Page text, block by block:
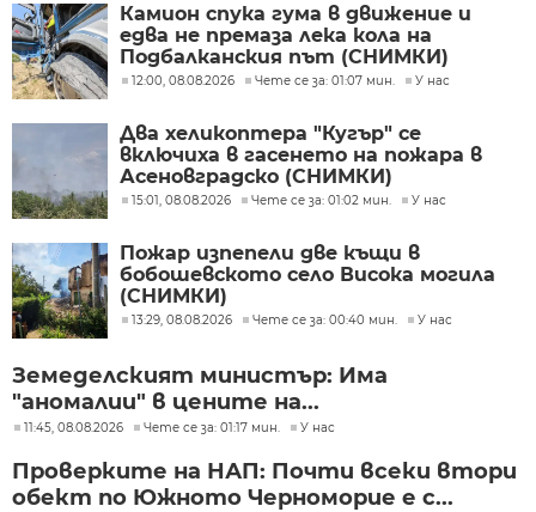
Камион спука гума в движение и
едва не премаза лека кола на
Подбалканския път (СНИМКИ)
12:00, 08.08.2026 Чете се за: 01:07 мин. У нас
Два хеликоптера "Кугър" се
включиха в гасенето на пожара в
Асеновградско (СНИМКИ)
15:01, 08.08.2026 Чете се за: 01:02 мин. У нас
Пожар изпепели две къщи в
бобошевското село Висока могила
(СНИМКИ)
13:29, 08.08.2026 Чете се за: 00:40 мин. У нас
Земеделският министър: Има
"аномалии" в цените на...
11:45, 08.08.2026 Чете се за: 01:17 мин. У нас
Проверките на НАП: Почти всеки втори
обект по Южното Черноморие е с...